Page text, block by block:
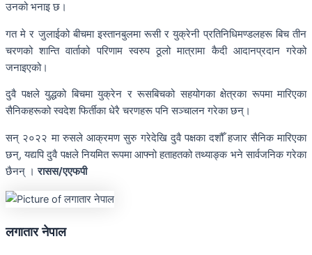
उनको भनाइ छ।
गत मे र जुलाईको बीचमा इस्तानबुलमा रूसी र युक्रेनी प्रतिनिधिमण्डलहरू बिच तीन
चरणको शान्ति वार्ताको परिणाम स्वरुप ठूलो मात्रामा कैदी आदानप्रदान गरेको
जनाइएको।
दुवै पक्षले युद्धको बिचमा युक्रेन र रूसबिचको सहयोगका क्षेत्रका रूपमा मारिएका
सैनिकहरूको स्वदेश फिर्तीका धेरै चरणहरू पनि सञ्चालन गरेका छन्।
सन् २०२२ मा रुसले आक्रमण सुरु गरेदेखि दुवै पक्षका दशौँ हजार सैनिक मारिएका
छन्, यद्यपि दुवै पक्षले नियमित रूपमा आफ्नो हताहतको तथ्याङ्क भने सार्वजनिक गरेका
छैनन् ।रासस/एएफपी
लगातार नेपाल